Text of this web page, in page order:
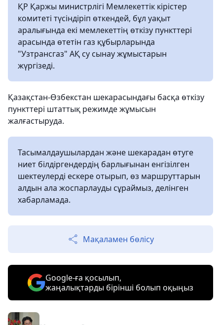
ҚР Қаржы министрлігі Мемлекеттік кірістер
комитеті түсіндіріп өткендей, бұл уақыт
аралығында екі мемлекеттің өткізу пункттері
арасында өтетін газ құбырларында
"Узтрансгаз" АҚ су сынау жұмыстарын
жүргізеді.
Қазақстан-Өзбекстан шекарасындағы басқа өткізу
пункттері штаттық режимде жұмысын
жалғастыруда.
Тасымалдаушылардан және шекарадан өтуге
ниет білдіргендердің барлығынан енгізілген
шектеулерді ескере отырып, өз маршруттарын
алдын ала жоспарлауды сұраймыз, делінген
хабарламада.
Мақаламен бөлісу
Google-ға қосылып,
жаңалықтарды бірінші болып оқыңыз